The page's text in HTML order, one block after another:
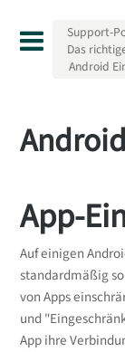
Support-
Das
Android
App-
Auf einigen
standardmäßig
von Apps
und
App ihre